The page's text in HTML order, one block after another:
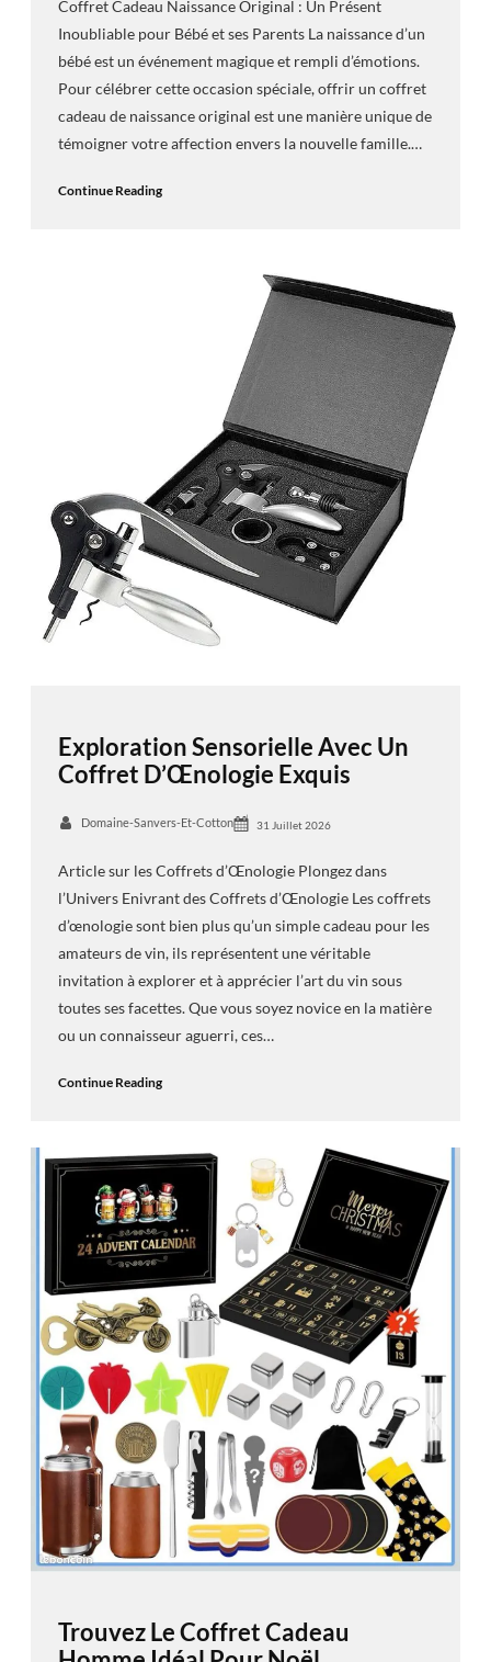
Coffret Cadeau Naissance Original : Un Présent
Inoubliable pour Bébé et ses Parents La naissance d’un
bébé est un événement magique et rempli d’émotions.
Pour célébrer cette occasion spéciale, offrir un coffret
cadeau de naissance original est une manière unique de
témoigner votre affection envers la nouvelle famille.…
Continue Reading
Exploration Sensorielle Avec Un
Coffret D’Œnologie Exquis
Domaine-Sanvers-Et-Cotton 31 Juillet 2026
Article sur les Coffrets d’Œnologie Plongez dans
l’Univers Enivrant des Coffrets d’Œnologie Les coffrets
d’œnologie sont bien plus qu’un simple cadeau pour les
amateurs de vin, ils représentent une véritable
invitation à explorer et à apprécier l’art du vin sous
toutes ses facettes. Que vous soyez novice en la matière
ou un connaisseur aguerri, ces…
Continue Reading
Trouvez Le Coffret Cadeau